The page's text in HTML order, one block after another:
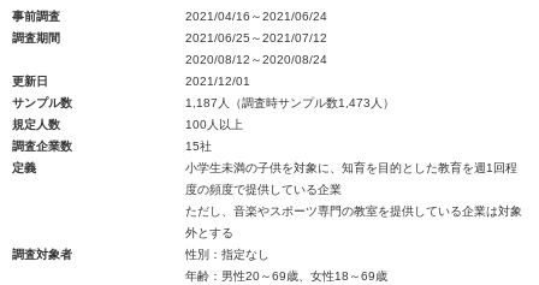
事前調査
2021/04/16～2021/06/24
調査期間
2021/06/25～2021/07/12
2020/08/12～2020/08/24
更新日
2021/12/01
サンプル数
1,187人（調査時サンプル数1,473人）
規定人数
100人以上
調査企業数
15社
定義
小学生未満の子供を対象に、知育を目的とした教育を週1回程
度の頻度で提供している企業
ただし、音楽やスポーツ専門の教室を提供している企業は対象
外とする
調査対象者
性別：指定なし
年齢：男性20～69歳、女性18～69歳